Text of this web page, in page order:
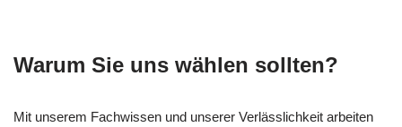
Warum Sie uns wählen sollten?
Mit unserem Fachwissen und unserer Verlässlichkeit arbeiten